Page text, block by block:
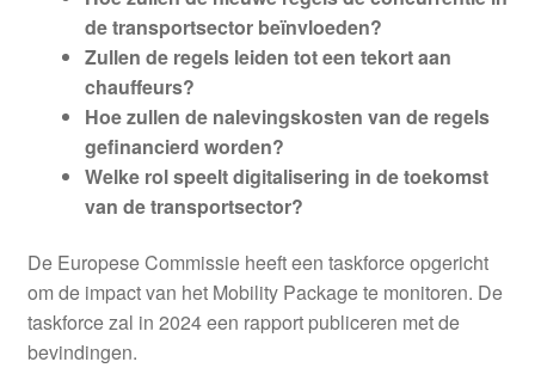
de transportsector beïnvloeden?
Zullen de regels leiden tot een tekort aan
chauffeurs?
Hoe zullen de nalevingskosten van de regels
gefinancierd worden?
Welke rol speelt digitalisering in de toekomst
van de transportsector?
De Europese Commissie heeft een taskforce opgericht
om de impact van het Mobility Package te monitoren. De
taskforce zal in 2024 een rapport publiceren met de
bevindingen.